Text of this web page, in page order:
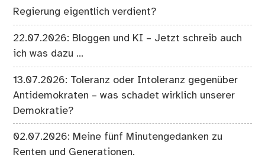
Regierung eigentlich verdient?
22.07.2026: Bloggen und KI – Jetzt schreib auch
ich was dazu …
13.07.2026: Toleranz oder Intoleranz gegenüber
Antidemokraten – was schadet wirklich unserer
Demokratie?
02.07.2026: Meine fünf Minutengedanken zu
Renten und Generationen.